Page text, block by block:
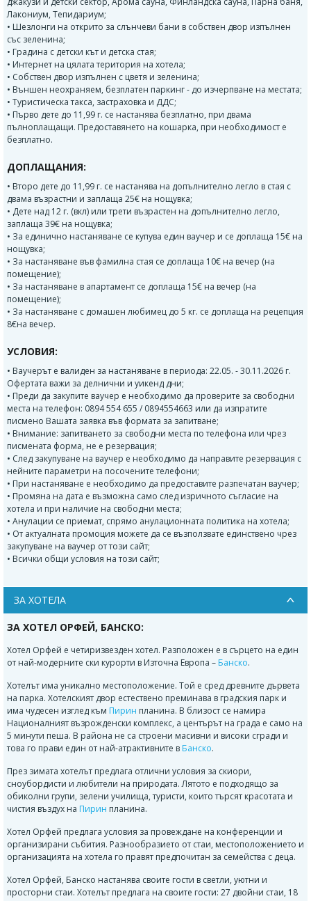
Лакониум, Тепидариум;
• Шезлонги на открито за слънчеви бани в собствен двор изпълнен
със зеленина;
• Градина с детски кът и детска стая;
• Интернет на цялата територия на хотела;
• Собствен двор изпълнен с цветя и зеленинa;
• Външен неохраняем, безплатен паркинг - до изчерпване на местата;
• Туристическа такса, застраховка и ДДС;
• Първо дете до 11,99 г. се настанява безплатно, при двама
пълноплащащи. Предоставянето на кошарка, при необходимост е
безплатно.
ДОПЛАЩАНИЯ:
• Второ дете до 11,99 г. се настанява на допълнително легло в стая с
двама възрастни и заплаща 25€ на нощувка;
• Дете над 12 г. (вкл) или трети възрастен на допълнително легло,
заплаща 39€ на нощувка;
• За единично настаняване се купува един ваучер и се доплаща 15€ на
нощувка;
• За настаняване във фамилна стая се доплаща 10€ на вечер (на
помещение);
• За настаняване в апартамент се доплаща 15€ на вечер (на
помещение);
• За настаняване с домашен любимец до 5 кг. се доплаща на рецепция
8€на вечер.
УСЛОВИЯ:
• Ваучерът е валиден за настаняване в периода: 22.05. - 30.11.2026 г.
Офертата важи за делнични и уикенд дни;
• Преди да закупите ваучер е необходимо да проверите за свободни
места на телефон: 0894 554 655 / 0894554663 или да изпратите
писмено Вашата заявка във формата за запитване;
• Внимание: запитването за свободни места по телефона или чрез
писмената форма, не е резервация;
• След закупуване на ваучер е необходимо да направите резервация с
нейните параметри на посочените телефони;
• При настаняване е необходимо да предоставите разпечатан ваучер;
• Промяна на дата е възможна само след изричното съгласие на
хотела и при наличие на свободни места;
• Анулации се приемат, спрямо анулационната политика на хотела;
• От актуалната промоция можете да се възползвате единствено чрез
закупуване на ваучер от този сайт;
• Всички общи условия на този сайт;
ЗА ХОТЕЛА
ЗА ХОТЕЛ ОРФЕЙ, БАНСКО:
Хотел Орфей е четиризвезден хотел. Разположен е в сърцето на един
от най-модерните ски курорти в Източна Европа – Банско.
Хотелът има уникално местоположение. Той е сред древните дървета
на парка. Хотелският двор естествено преминава в градския парк и
има чудесен изглед към Пирин планина. В близост се намира
Националният възрожденски комплекс, а центърът на града е само на
5 минути пеша. В района не са строени масивни и високи сгради и
това го прави един от най-атрактивните в Банско.
През зимата хотелът предлага отлични условия за скиори,
сноубордисти и любители на природата. Лятото е подходящо за
обиколни групи, зелени училища, туристи, които търсят красотата и
чистия въздух на Пирин планина.
Хотел Орфей предлага условия за провеждане на конференции и
организирани събития. Разнообразието от стаи, местоположението и
организацията на хотела го правят предпочитан за семейства с деца.
Хотел Орфей, Банско настанява своите гости в светли, уютни и
просторни стаи. Хотелът предлага на своите гости: 27 двойни стаи, 18